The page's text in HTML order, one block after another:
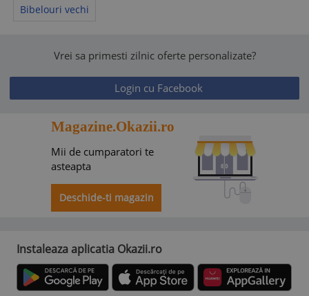
Bibelouri vechi
Vrei sa primesti zilnic oferte personalizate?
Login cu Facebook
Magazine.Okazii.ro
Mii de cumparatori te
asteapta
Deschide-ti magazin
Instaleaza aplicatia Okazii.ro